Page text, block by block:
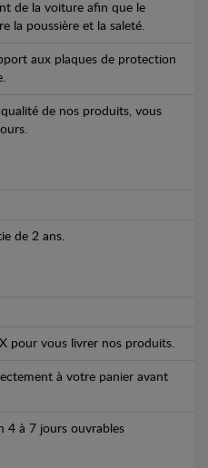
de la voiture afin que le
la poussière et la saleté.
aux plaques de protection
de nos produits, vous
de 2 ans.
pour vous livrer nos produits.
à votre panier avant
4 à 7 jours ouvrables